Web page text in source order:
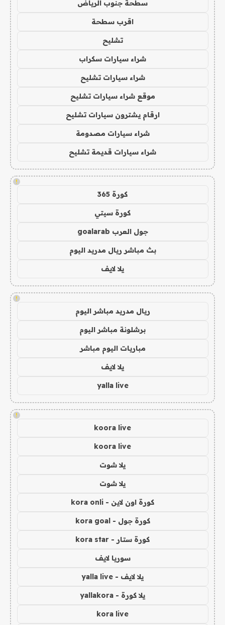
سطحة جنوب الرياض
اقرب سطحة
تشليح
شراء سيارات سكراب
شراء سيارات تشليح
موقع شراء سيارات تشليح
ارقام يشترون سيارات تشليح
شراء سيارات مصدومة
شراء سيارات قديمة تشليح
!
كورة 365
كورة سيتي
جول العرب goalarab
بث مباشر ريال مدريد اليوم
يلا لايف
!
ريال مدريد مباشر اليوم
برشلونة مباشر اليوم
مباريات اليوم مباشر
يلا لايف
yalla live
!
koora live
koora live
يلا شوت
يلا شوت
كورة اون لاين - kora onli
كورة جول - kora goal
كورة ستار - kora star
سوريا لايف
يلا لايف - yalla live
يلا كورة - yallakora
kora live